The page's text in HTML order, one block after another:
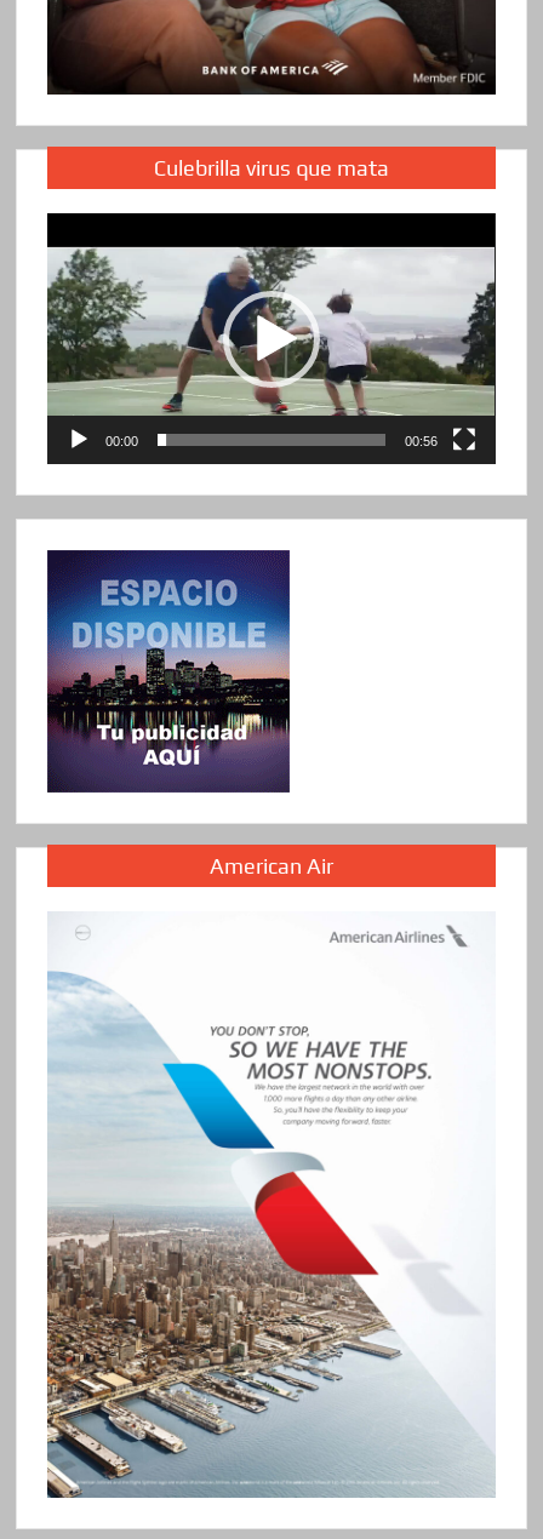
Culebrilla virus que mata
de
vídeo
00:00 00:56
American Air